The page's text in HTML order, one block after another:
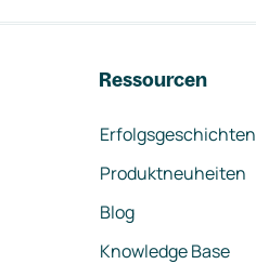
Ressourcen
Erfolgsgeschichten
Produktneuheiten
Blog
Knowledge Base